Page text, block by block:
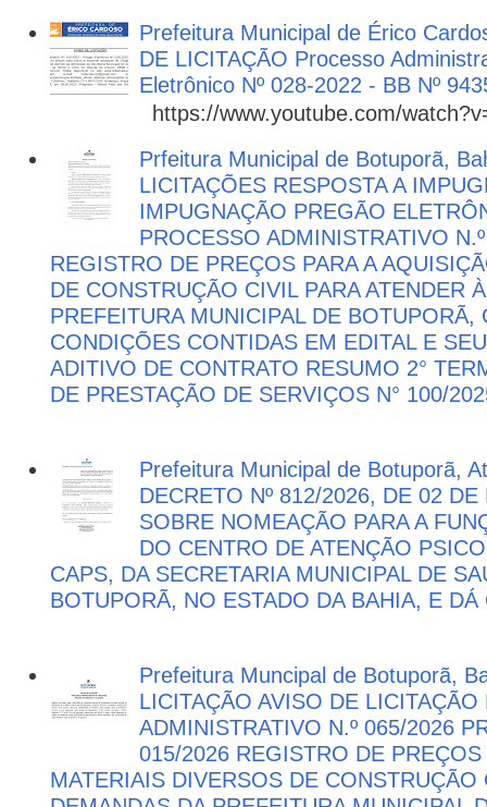
Prefeitura Municipal de Érico
DE LICITAÇÃO Processo
Eletrônico Nº 028-2022 - BB Nº
https://www.youtube.com/
Prfeitura Municipal de Botuporã,
LICITAÇÕES RESPOSTA A
IMPUGNAÇÃO PREGÃO
PROCESSO ADMINISTRATIVO
REGISTRO DE PREÇOS PARA A
DE CONSTRUÇÃO CIVIL PARA ATENDER
PREFEITURA MUNICIPAL DE
CONDIÇÕES CONTIDAS EM EDITAL E
ADITIVO DE CONTRATO RESUMO 2°
DE PRESTAÇÃO DE SERVIÇOS N° 100/
Prefeitura Municipal de Botuporã,
DECRETO Nº 812/2026, DE 02
SOBRE NOMEAÇÃO PARA A
DO CENTRO DE ATENÇÃO
CAPS, DA SECRETARIA MUNICIPAL DE
BOTUPORÃ, NO ESTADO DA BAHIA, E
Prefeitura Muncipal de Botuporã,
LICITAÇÃO AVISO DE LICITAÇÃO
ADMINISTRATIVO N.º 065/2026
015/2026 REGISTRO DE
MATERIAIS DIVERSOS DE CONSTRUÇÃO